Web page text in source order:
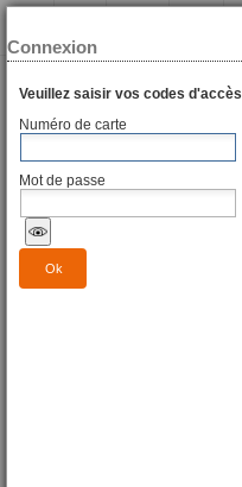
Ma bibliothèque
Connexion
Veuillez saisir vos codes d'accès
Numéro de carte
Mot de passe
Ok